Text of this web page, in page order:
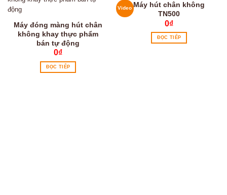
Máy đóng màng hút chân
không khay thực phẩm
bán tự động
0₫
ĐỌC TIẾP
Video Máy hút chân không
TN500
0₫
ĐỌC TIẾP